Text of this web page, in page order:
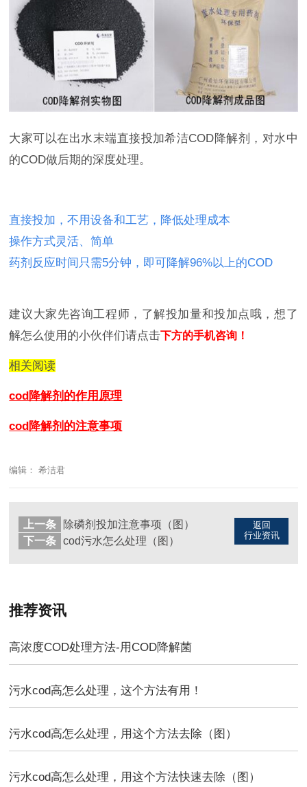
大家可以在出水末端直接投加希洁COD降解剂，对水中
的COD做后期的深度处理。
直接投加，不用设备和工艺，降低处理成本
操作方式灵活、简单
药剂反应时间只需5分钟，即可降解96%以上的COD
建议大家先咨询工程师，了解投加量和投加点哦，想了
解怎么使用的小伙伴们请点击下方的手机咨询！
相关阅读
cod降解剂的作用原理
cod降解剂的注意事项
编辑： 希洁君
返回
行业资讯
上一条
除磷剂投加注意事项（图）
下一条
cod污水怎么处理（图）
推荐资讯
高浓度COD处理方法-用COD降解菌
污水cod高怎么处理，这个方法有用！
污水cod高怎么处理，用这个方法去除（图）
污水cod高怎么处理，用这个方法快速去除（图）